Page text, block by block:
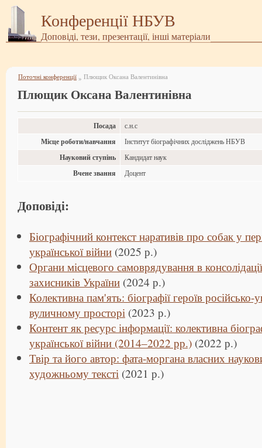
Конференції НБУВ
Доповіді, тези, презентації, інші матеріали
Поточні конференції » Плющик Оксана Валентинівна
Плющик Оксана Валентинівна
Посада с.н.с
Місце роботи/навчання Інститут біографічних досліджень НБУВ
Науковий ступінь Кандидат наук
Вчене звання Доцент
Доповіді:
Біографічний контекст наративів про собак у
української війни (2025 р.)
Органи місцевого самоврядування в
захисників України (2024 р.)
Колективна пам'ять: біографії героїв російсько-
вуличному просторі (2023 р.)
Контент як ресурс інформації: колективна
української війни (2014–2022 рр.) (2022 р.)
Твір та його автор: фата-моргана власних
художньому тексті (2021 р.)